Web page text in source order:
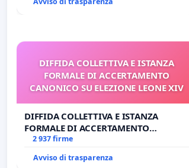
DIFFIDA COLLETTIVA E ISTANZA
FORMALE DI ACCERTAMENTO
CANONICO SU ELEZIONE LEONE XIV
DIFFIDA COLLETTIVA E ISTANZA
FORMALE DI ACCERTAMENTO
CANONICO SU ELEZIONE LEONE XIV
2 937 firme
Avviso di trasparenza